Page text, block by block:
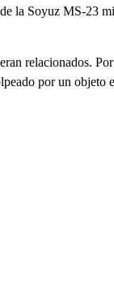
la Soyuz MS-23
relacionados.
por un objeto